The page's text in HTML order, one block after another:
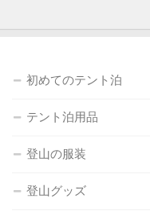
初めてのテント泊
テント泊用品
登山の服装
登山グッズ